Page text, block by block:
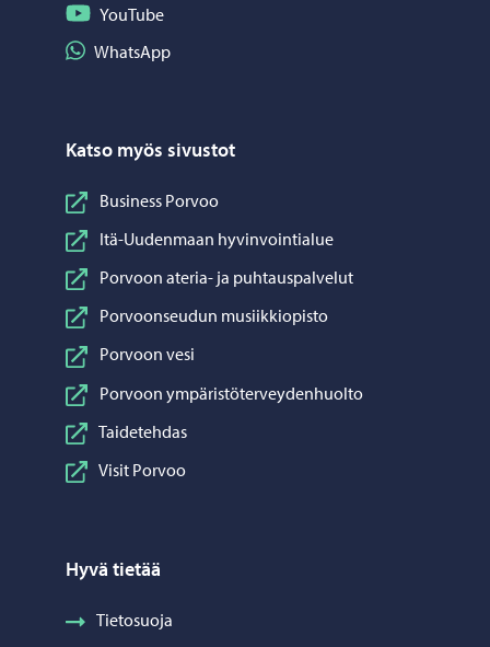
Seuraa YouTube
YouTube
Jaa WhatsApp
WhatsApp
Katso myös sivustot
Business Porvoo
Itä-Uudenmaan hyvinvointialue
Porvoon ateria- ja puhtauspalvelut
Porvoonseudun musiikkiopisto
Porvoon vesi
Porvoon ympäristöterveydenhuolto
Taidetehdas
Visit Porvoo
Hyvä tietää
Tietosuoja